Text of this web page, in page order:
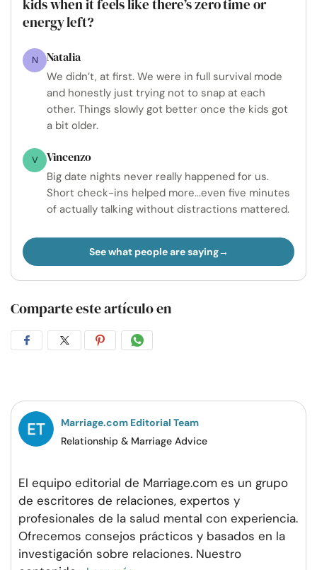
kids when it feels like there’s zero time or
energy left?
N Natalia
We didn’t, at first. We were in full survival mode
and honestly just trying not to snap at each
other. Things slowly got better once the kids got
a bit older.
V Vincenzo
Big date nights never really happened for us.
Short check-ins helped more...even five minutes
of actually talking without distractions mattered.
See what people are saying
Comparte este artículo en
CompartirCompartirCompartirCompartir
Marriage.com Editorial Team
Relationship & Marriage Advice
El equipo editorial de Marriage.com es un grupo
de escritores de relaciones, expertos y
profesionales de la salud mental con experiencia.
Ofrecemos consejos prácticos y basados en la
investigación sobre relaciones. Nuestro